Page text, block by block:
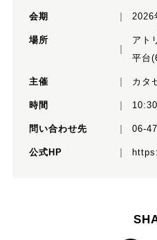
会期 2026
場所
アト
平台
主催 カタ
時間
問い合わせ先 06-
公式HP